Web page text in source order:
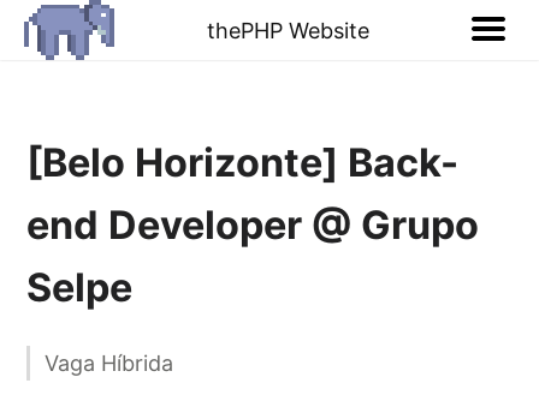
thePHP Website
[Belo Horizonte] Back-
end Developer @ Grupo
Selpe
Vaga Híbrida